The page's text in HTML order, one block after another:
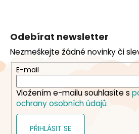
a
t
Odebírat newsletter
Nezmeškejte žádné novinky či
E-mail
Vložením e-mailu souhlasíte s
ochrany osobních údajů
PŘIHLÁSIT SE